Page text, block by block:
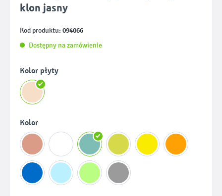
klon jasny
Kod produktu: 094066
Dostępny na zamówienie
Wybierz
Kolor płyty
Wybierz
Kolor